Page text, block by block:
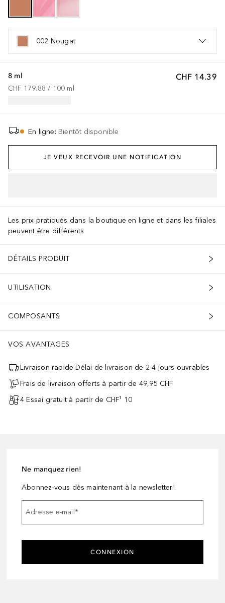
002 Nougat
CHF 14.39
8 ml
CHF 179.88 / 100 ml
En ligne: Bientôt disponible
JE VEUX RECEVOIR UNE NOTIFICATION
Les prix pratiqués dans la boutique en ligne et dans les filiales
peuvent être différents
DÉTAILS PRODUIT
UTILISATION
COMPOSANTS
VOS AVANTAGES
Livraison rapide Délai de livraison de 2-4 jours ouvrables
Frais de livraison offerts à partir de 49,95 CHF
4 Essai gratuit à partir de CHF¹ 10
Ne manquez rien!
Abonnez-vous dès maintenant à la newsletter!
Adresse e-mail*
CONNEXION